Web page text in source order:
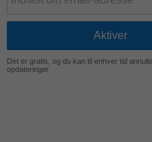
Det er gratis, og du kan til enhver tid
opdateringer